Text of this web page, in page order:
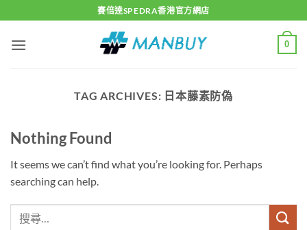
to
content
賽倍達SPEDRA香港官方網店
0
TAG ARCHIVES: 日本藤素防偽
Nothing Found
It seems we can’t find what you’re looking for. Perhaps
searching can help.